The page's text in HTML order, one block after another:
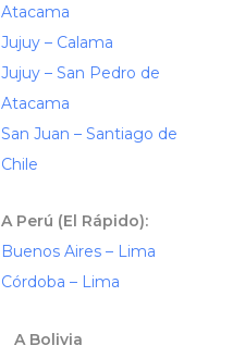
Atacama
Jujuy – Calama
Jujuy – San Pedro de
Atacama
San Juan – Santiago de
Chile
A Perú (El Rápido):
Buenos Aires – Lima
Córdoba – Lima
A Bolivia